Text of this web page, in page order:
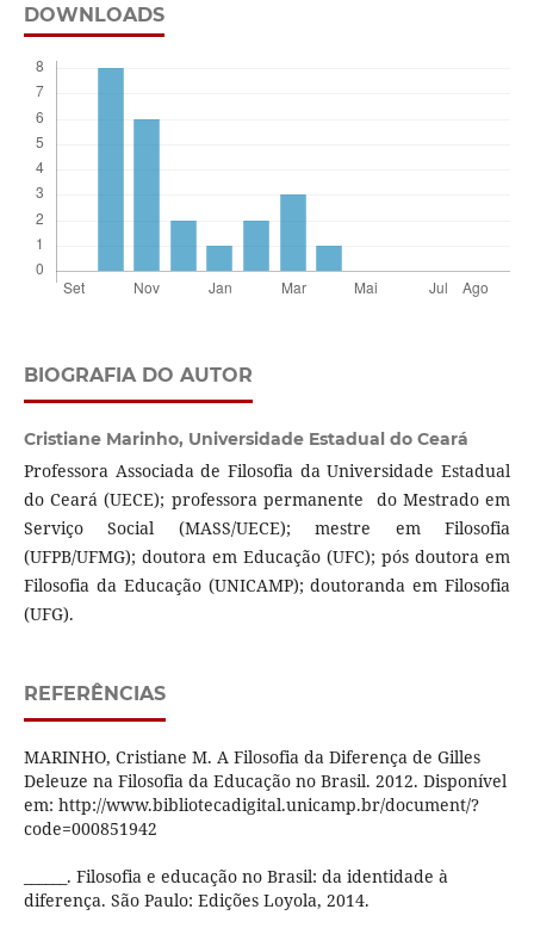
DOWNLOADS
BIOGRAFIA DO AUTOR
Cristiane Marinho, Universidade Estadual do Ceará
Professora Associada de Filosofia da Universidade Estadual
do Ceará (UECE); professora permanente do Mestrado em
Serviço Social (MASS/UECE); mestre em Filosofia
(UFPB/UFMG); doutora em Educação (UFC); pós doutora em
Filosofia da Educação (UNICAMP); doutoranda em Filosofia
(UFG).
REFERÊNCIAS
MARINHO, Cristiane M. A Filosofia da Diferença de Gilles
Deleuze na Filosofia da Educação no Brasil. 2012. Disponível
em: http://www.bibliotecadigital.unicamp.br/document/?
code=000851942
______. Filosofia e educação no Brasil: da identidade à
diferença. São Paulo: Edições Loyola, 2014.